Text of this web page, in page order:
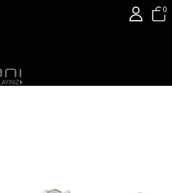
0
Kadın Hakıkı Derı Ayakkabı 216674